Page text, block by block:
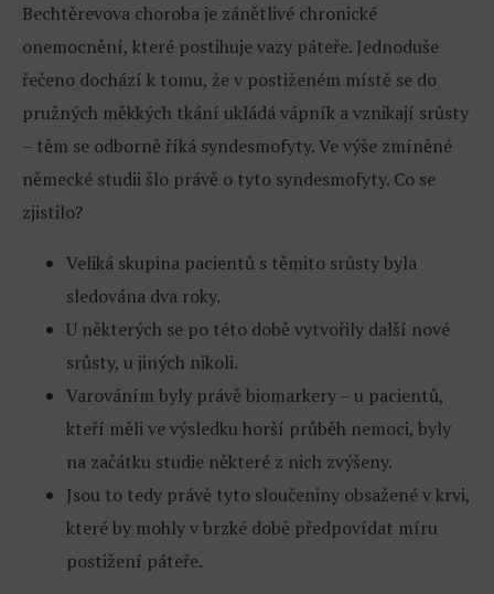
Bechtěrevova choroba je zánětlivé chronické
onemocnění, které postihuje vazy páteře. Jednoduše
řečeno dochází k tomu, že v postiženém místě se do
pružných měkkých tkání ukládá vápník a vznikají srůsty
– těm se odborně říká syndesmofyty. Ve výše zmíněné
německé studii šlo právě o tyto syndesmofyty. Co se
zjistilo?
Veliká skupina pacientů s těmito srůsty byla
sledována dva roky.
U některých se po této době vytvořily další nové
srůsty, u jiných nikoli.
Varováním byly právě biomarkery – u pacientů,
kteří měli ve výsledku horší průběh nemoci, byly
na začátku studie některé z nich zvýšeny.
Jsou to tedy právě tyto sloučeniny obsažené v krvi,
které by mohly v brzké době předpovídat míru
postižení páteře.